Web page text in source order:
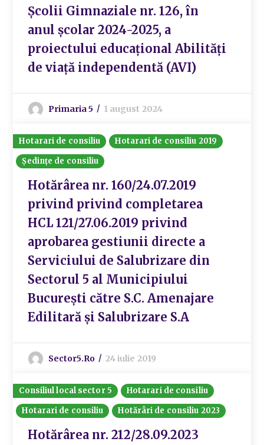
Școlii Gimnaziale nr. 126, în
anul școlar 2024-2025, a
proiectului educațional Abilități
de viață independentă (AVI)
Primaria 5 1 august 2024
Hotarari de consiliu
Hotarari de consiliu 2019
Ședințe de consiliu
Hotărârea nr. 160/24.07.2019
privind privind completarea
HCL 121/27.06.2019 privind
aprobarea gestiunii directe a
Serviciului de Salubrizare din
Sectorul 5 al Municipiului
București către S.C. Amenajare
Edilitară și Salubrizare S.A
Sector5.ro 24 iulie 2019
Consiliul local sector 5
Hotarari de consiliu
Hotarari de consiliu
Hotărâri de consiliu 2023
Hotărârea nr. 212/28.09.2023